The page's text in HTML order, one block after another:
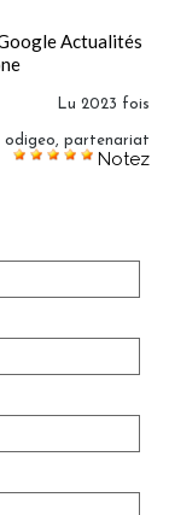
Lu 2023 fois
odigeo, partenariat
Notez